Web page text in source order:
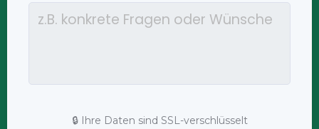
🔒 Ihre Daten sind SSL-verschlüsselt